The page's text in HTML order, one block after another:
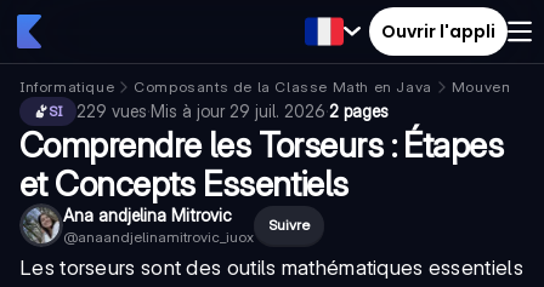
Ouvrir l'appli
Informatique Composants de la Classe Math en Java
SI
229 vues·Mis à jour 29 juil. 2026·2 pages
Comprendre les Torseurs : Étapes
et Concepts Essentiels
Ana andjelina Mitrovic
@anaandjelinamitrovic_iuox
Suivre
Les torseurs sont des outils mathématiques essentiels